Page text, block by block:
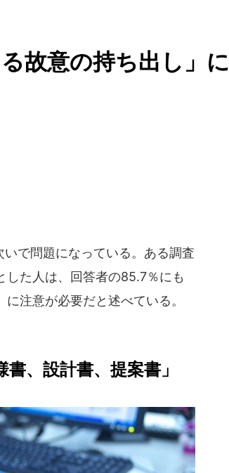
故意の持ち出し」に
で問題になっている。ある調査
した人は、回答者の85.7％にも
注意が必要だと述べている。
、設計書、提案書」